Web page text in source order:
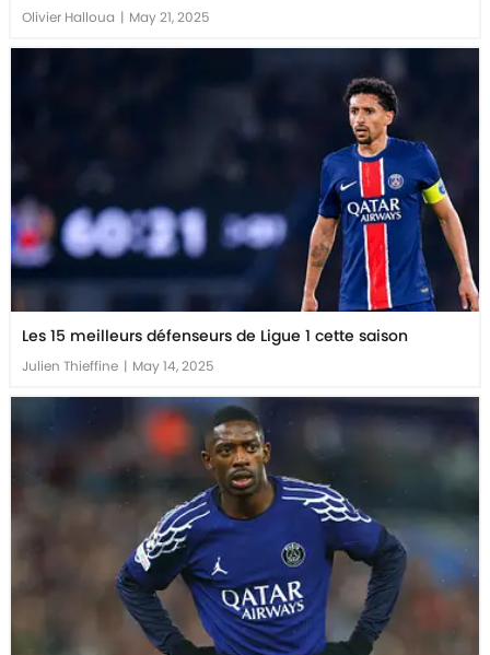
Olivier Halloua | May 21, 2025
Les 15 meilleurs défenseurs de Ligue 1 cette saison
Julien Thieffine | May 14, 2025